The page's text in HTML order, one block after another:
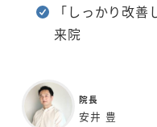
「しっかり改
来院
院長
安井 豊